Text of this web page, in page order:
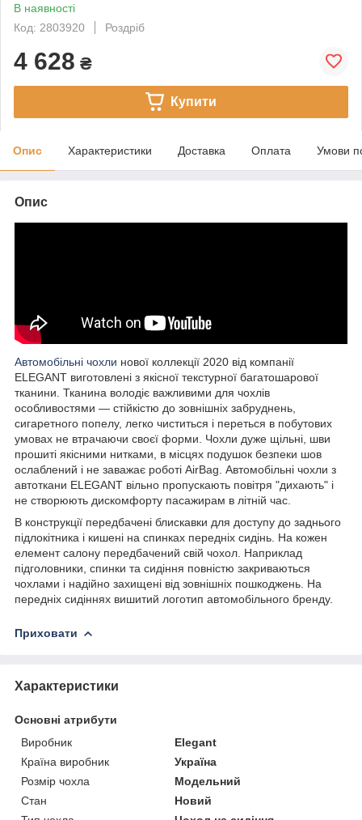
В наявності
Код: 2803920
Роздріб
4 628 ₴
Купити
Опис Характеристики Доставка Оплата Умови
Опис
Автомобільні чохли нової коллекції 2020 від компанії
ELEGANT виготовлені з якісної текстурної багатошарової
тканини. Тканина володіє важливими для чохлів
особливостями — стійкістю до зовнішніх забруднень,
сигаретного попелу, легко чиститься і переться в побутових
умовах не втрачаючи своєї форми. Чохли дуже щільні, шви
прошиті якісними нитками, в місцях подушок безпеки шов
ослаблений і не заважає роботі AirBag. Автомобільні чохли з
автоткани ELEGANT вільно пропускають повітря "дихають" і
не створюють дискомфорту пасажирам в літній час.
В конструкції передбачені блискавки для доступу до заднього
підлокітника і кишені на спинках передніх сидінь. На кожен
елемент салону передбачений свій чохол. Наприклад
підголовники, спинки та сидіння повністю закриваються
чохлами і надійно захищені від зовнішніх пошкоджень. На
передніх сидіннях вишитий логотип автомобільного бренду.
Приховати
Характеристики
Основні атрибути
Виробник
Elegant
Країна виробник
Україна
Розмір чохла
Модельний
Стан
Новий